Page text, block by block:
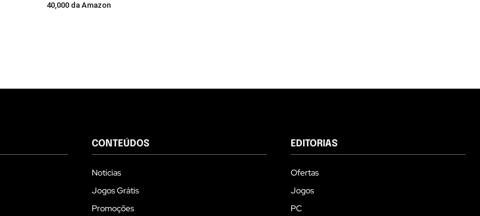
40,000 da Amazon
CONTEÚDOS
Notícias
Jogos Grátis
Promoções
EDITORIAS
Ofertas
Jogos
PC